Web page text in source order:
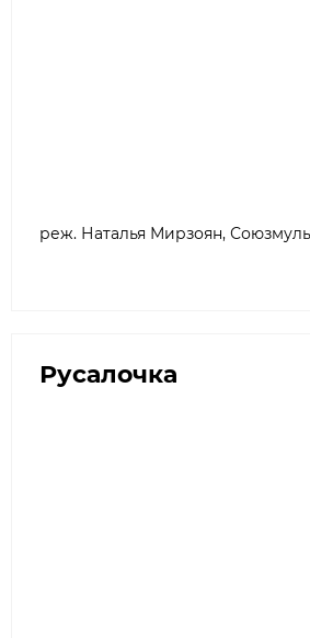
реж. Наталья Мирзоян,
Русалочка